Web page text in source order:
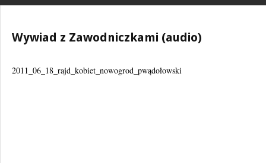
Wywiad z Zawodniczkami (audio)
2011_06_18_rajd_kobiet_nowogrod_pwądołowski